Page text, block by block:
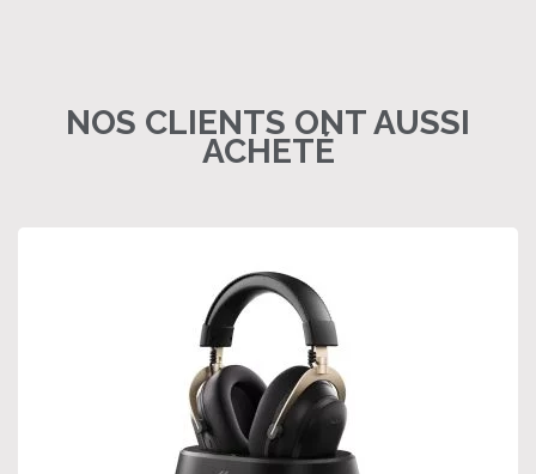
NOS CLIENTS ONT AUSSI
ACHETÉ